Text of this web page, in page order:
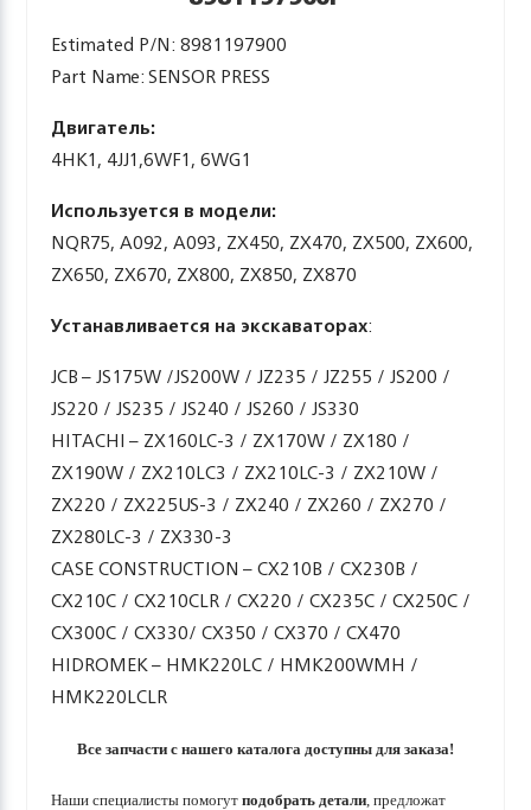
Estimated P/N: 8981197900
Part Name: SENSOR PRESS
Двигатель:
4HK1, 4JJ1,6WF1, 6WG1
Используется в модели:
NQR75, A092, A093, ZX450, ZX470, ZX500, ZX600,
ZX650, ZX670, ZX800, ZX850, ZX870
Устанавливается на экскаваторах:
JCB – JS175W /JS200W / JZ235 / JZ255 / JS200 /
JS220 / JS235 / JS240 / JS260 / JS330
HITACHI – ZX160LC-3 / ZX170W / ZX180 /
ZX190W / ZX210LC3 / ZX210LC-3 / ZX210W /
ZX220 / ZX225US-3 / ZX240 / ZX260 / ZX270 /
ZX280LC-3 / ZX330-3
CASE CONSTRUCTION – CX210B / CX230B /
CX210C / CX210CLR / CX220 / CX235C / CX250C /
CX300C / CX330/ CX350 / CX370 / CX470
HIDROMEK – HMK220LC / HMK200WMH /
HMK220LCLR
Все запчасти с нашего каталога доступны для заказа!
Наши специалисты помогутподобрать детали, предложат